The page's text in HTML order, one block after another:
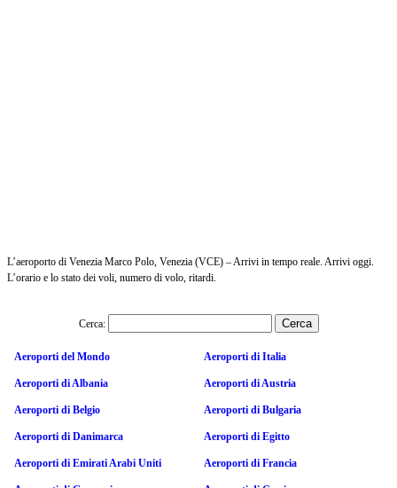
L’aeroporto di Venezia Marco Polo, Venezia (VCE) – Arrivi in tempo reale. Arrivi oggi.
L’orario e lo stato dei voli, numero di volo, ritardi.
Cerca:
Aeroporti del Mondo Aeroporti di Italia
Aeroporti di Albania Aeroporti di Austria
Aeroporti di Belgio Aeroporti di Bulgaria
Aeroporti di Danimarca Aeroporti di Egitto
Aeroporti di Emirati Arabi Uniti Aeroporti di Francia